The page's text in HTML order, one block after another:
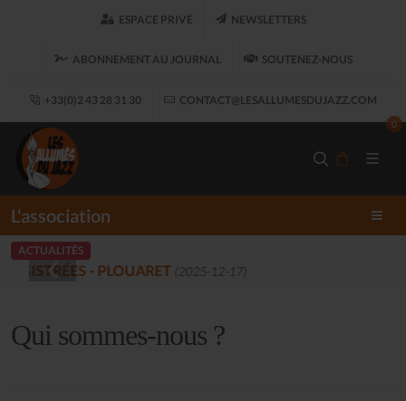
ESPACE PRIVÉ NEWSLETTERS
ABONNEMENT AU JOURNAL SOUTENEZ-NOUS
+33(0)2 43 28 31 30 CONTACT@LESALLUMESDUJAZZ.COM
0
L'association
ACTUALITÉS
LES ALLUMÉS DU JAZZ FONT SALON, LE
Qui sommes-nous ?